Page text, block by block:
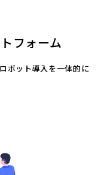
フォーム
ボット導入を一体的に